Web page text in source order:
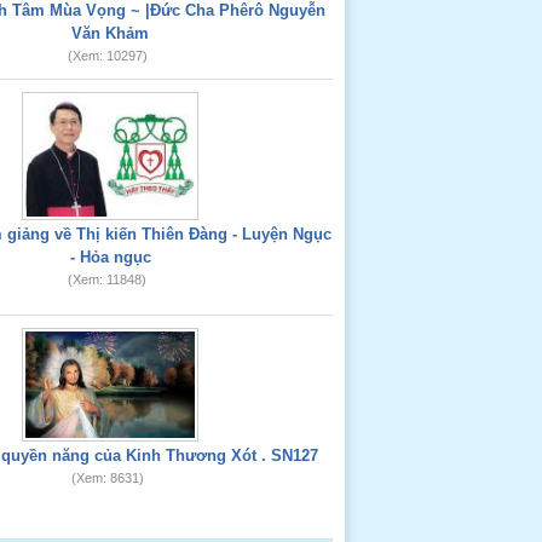
Tâm Mùa Vọng ~ |Đức Cha Phêrô Nguyễn
Văn Khảm
(Xem: 10297)
giảng về Thị kiến Thiên Đàng - Luyện Ngục
- Hỏa ngục
(Xem: 11848)
năng của Kinh Thương Xót . SN127
(Xem: 8631)